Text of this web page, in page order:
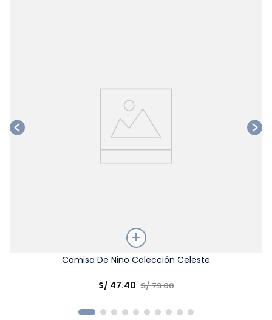
Camisa De Niño Colección Celeste
S/ 47.40 S/79.00